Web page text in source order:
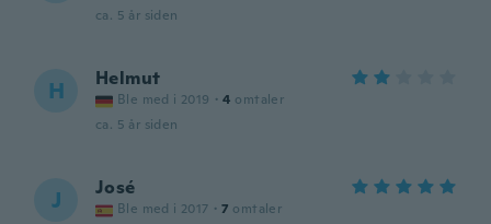
ca. 5 år siden
H Helmut
Ble med i 2019 · 4 omtaler
ca. 5 år siden
J José
Ble med i 2017 · 7 omtaler